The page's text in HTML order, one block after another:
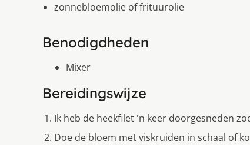
zonnebloemolie of frituurolie
Benodigdheden
Mixer
Bereidingswijze
Ik heb de heekfilet 'n keer doorgesneden
Doe de bloem met viskruiden in schaal of